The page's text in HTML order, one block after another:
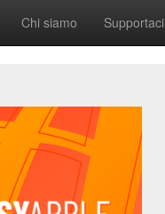
Chi siamo Supportaci